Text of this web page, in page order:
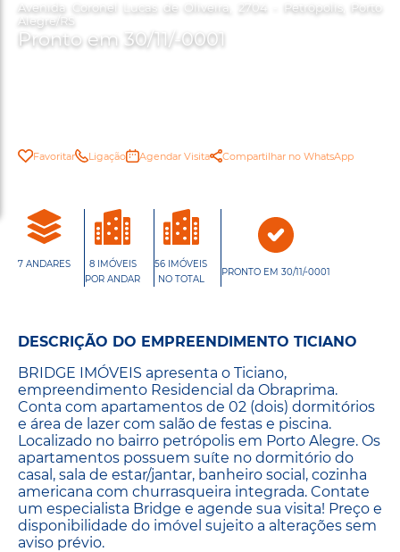
Avenida Coronel Lucas de Oliveira, 2704 - Petrópolis, Porto
Alegre/RS
Pronto em 30/11/-0001
Favoritar Ligação Agendar Visita Compartilhar no WhatsApp
7 ANDARES
8 IMÓVEIS
POR ANDAR
56 IMÓVEIS
NO TOTAL
PRONTO EM 30/11/-0001
DESCRIÇÃO DO EMPREENDIMENTO TICIANO
BRIDGE IMÓVEIS apresenta o Ticiano,
empreendimento Residencial da Obraprima.
Conta com apartamentos de 02 (dois) dormitórios
e área de lazer com salão de festas e piscina.
Localizado no bairro petrópolis em Porto Alegre. Os
apartamentos possuem suíte no dormitório do
casal, sala de estar/jantar, banheiro social, cozinha
americana com churrasqueira integrada. Contate
um especialista Bridge e agende sua visita! Preço e
disponibilidade do imóvel sujeito a alterações sem
aviso prévio.